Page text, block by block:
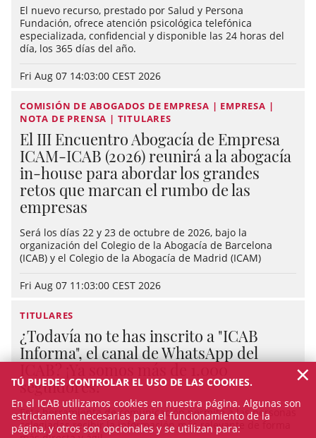
El nuevo recurso, prestado por Salud y Persona
Fundación, ofrece atención psicológica telefónica
especializada, confidencial y disponible las 24 horas del
día, los 365 días del año.
Fri Aug 07 14:03:00 CEST 2026
COMISIÓN DE ABOGADOS DE EMPRESA | EMPRESA |
NOTA DE PRENSA | TITULARES
El III Encuentro Abogacía de Empresa
ICAM-ICAB (2026) reunirá a la abogacía
in-house para abordar los grandes
retos que marcan el rumbo de las
empresas
Será los días 22 y 23 de octubre de 2026, bajo la
organización del Colegio de la Abogacía de Barcelona
(ICAB) y el Colegio de la Abogacía de Madrid (ICAM)
Fri Aug 07 11:03:00 CEST 2026
TITULARES
¿Todavía no te has inscrito a "ICAB
Informa", el canal de WhatsApp del
seguidores!
Esta herramienta de comunicación permite a las personas
colegiadas recibir la información más relevante de forma
TÚ PUEDES CONTROLAR EL USO DE LAS COOKIES.
En el ICAB utilizamos cookies en nuestra página. Algunas son
estrictamente necesarias para el funcionamiento de la
página, y otros son opcionales y se utilizan para:
×